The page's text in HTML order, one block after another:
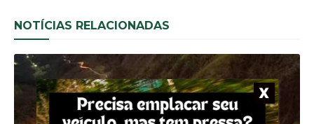
NOTÍCIAS RELACIONADAS